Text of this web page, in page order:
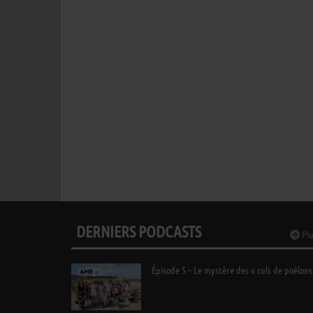
DERNIERS PODCASTS
Épisode 5 – Le mystère des « culs de